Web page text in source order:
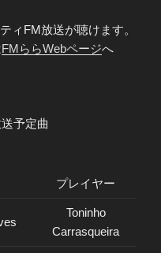
ィFM放送が聴けます。
FMららWebページへ
予定曲
プレイヤー
Toninho
Carrasqueira